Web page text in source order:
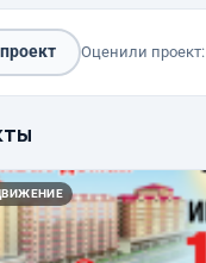
Оценили проект: